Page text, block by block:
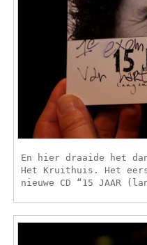
En hier draaide het
Het Kruithuis. Het
nieuwe CD “15 JAAR